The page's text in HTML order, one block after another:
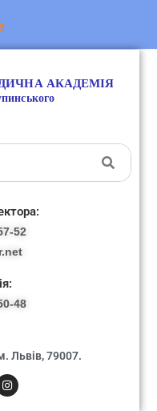
52
48
Львів, 79007.